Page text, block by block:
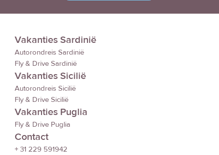
Vakanties Sardinië
Autorondreis Sardinië
Fly & Drive Sardinië
Vakanties Sicilië
Autorondreis Sicilië
Fly & Drive Sicilië
Vakanties Puglia
Fly & Drive Puglia
Contact
+ 31 229 591942